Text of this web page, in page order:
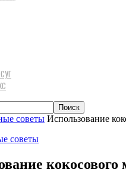
советы Использование
советы